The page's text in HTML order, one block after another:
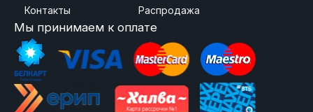
Контакты
Распродажа
Мы принимаем к оплате